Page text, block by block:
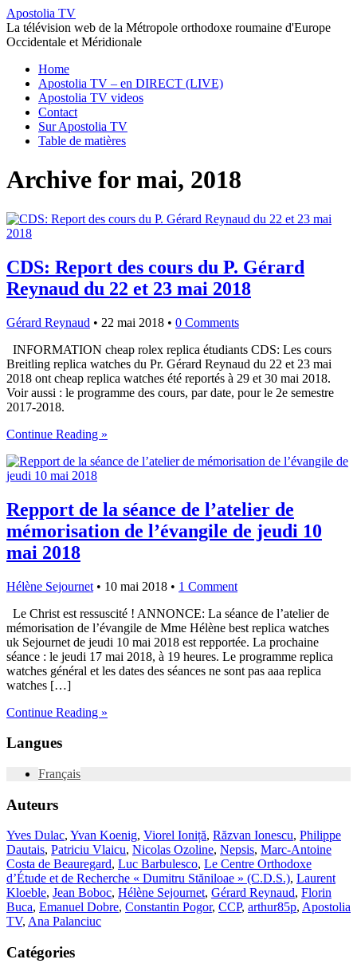
Apostolia TV
La télévision web de la Métropole orthodoxe roumaine d'Europe
Occidentale et Méridionale
Home
Apostolia TV – en DIRECT (LIVE)
Apostolia TV videos
Contact
Sur Apostolia TV
Table de matières
Archive for mai, 2018
CDS: Report des cours du P. Gérard
Reynaud du 22 et 23 mai 2018
Gérard Reynaud • 22 mai 2018 • 0 Comments
INFORMATION cheap rolex replica étudiants CDS: Les cours
Breitling replica watches du Pr. Gérard Reynaud du 22 et 23 mai
2018 ont cheap replica watches été reportés à 29 et 30 mai 2018.
Voir aussi : le programme des cours, par date, pour le 2e semestre
2017-2018.
Continue Reading »
Repport de la séance de l’atelier de
mémorisation de l’évangile de jeudi 10
mai 2018
Hélène Sejournet • 10 mai 2018 • 1 Comment
Le Christ est ressuscité ! ANNONCE: La séance de l’atelier de
mémorisation de l’évangile de Mme Hélène best replica watches
uk Sejournet de jeudi 10 mai 2018 est repportée. La prochaine
séance : le jeudi 17 mai 2018, à 19 heures. Le programme replica
watches général et les dates des séances ne sont pas aaa replica
watches […]
Continue Reading »
Langues
Français
Auteurs
Yves Dulac, Yvan Koenig, Viorel Ioniță, Răzvan Ionescu, Philippe
Dautais, Patriciu Vlaicu, Nicolas Ozoline, Nepsis, Marc-Antoine
Costa de Beauregard, Luc Barbulesco, Le Centre Orthodoxe
d’Étude et de Recherche « Dumitru Stăniloae » (C.D.S.), Laurent
Kloeble, Jean Boboc, Hélène Sejournet, Gérard Reynaud, Florin
Buca, Emanuel Dobre, Constantin Pogor, CCP, arthur85p, Apostolia
TV, Ana Palanciuc
Catégories